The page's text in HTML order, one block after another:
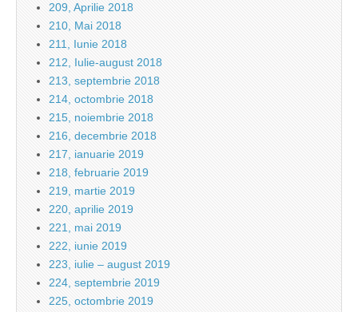
209, Aprilie 2018
210, Mai 2018
211, Iunie 2018
212, Iulie-august 2018
213, septembrie 2018
214, octombrie 2018
215, noiembrie 2018
216, decembrie 2018
217, ianuarie 2019
218, februarie 2019
219, martie 2019
220, aprilie 2019
221, mai 2019
222, iunie 2019
223, iulie – august 2019
224, septembrie 2019
225, octombrie 2019